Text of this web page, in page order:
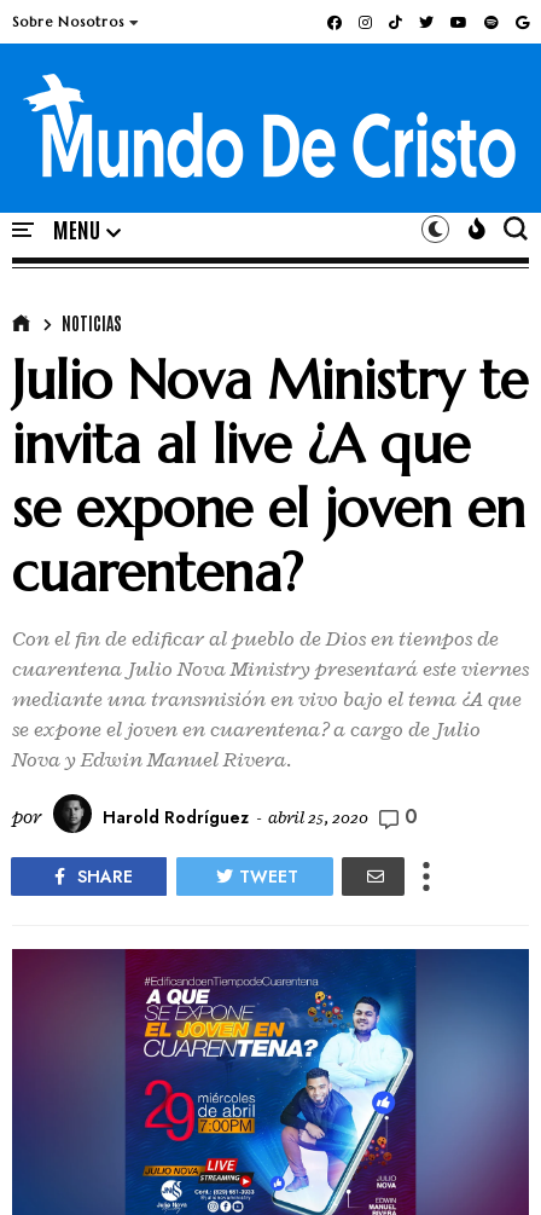
Sobre Nosotros
NOTICIAS
Julio Nova Ministry te
invita al live ¿A que
se expone el joven en
cuarentena?
Con el fin de edificar al pueblo de Dios en tiempos de
cuarentena Julio Nova Ministry presentará este viernes
mediante una transmisión en vivo bajo el tema ¿A que
se expone el joven en cuarentena? a cargo de Julio
Nova y Edwin Manuel Rivera.
por Harold Rodríguez - abril 25, 2020 0
SHARE TWEET